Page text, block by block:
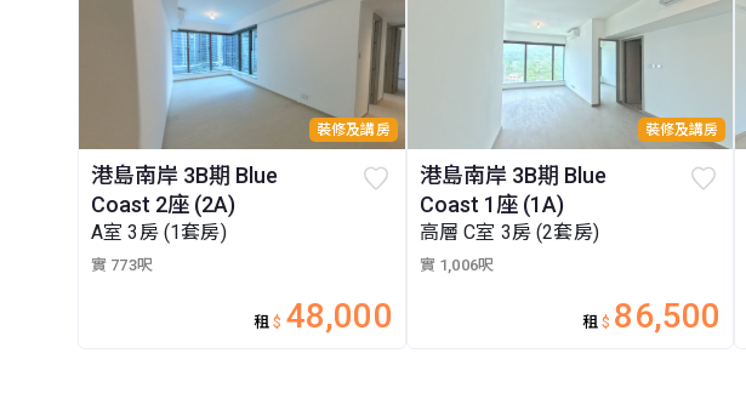
裝修及講房
港島南岸 3B期 Blue
Coast 2座 (2A)
A室 3房 (1套房)
實 773呎
租 $ 48,000
裝修及講房
港島南岸 3B期 Blue
Coast 1座 (1A)
高層 C室 3房 (2套房)
實 1,006呎
租 $ 86,500